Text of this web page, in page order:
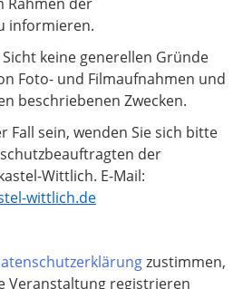
informieren.
keine generellen Gründe
Foto- und Filmaufnahmen und
beschriebenen Zwecken.
Fall sein, wenden Sie sich bitte
der
Wittlich. E-Mail:
wittlich.de
zustimmen,
Veranstaltung registrieren